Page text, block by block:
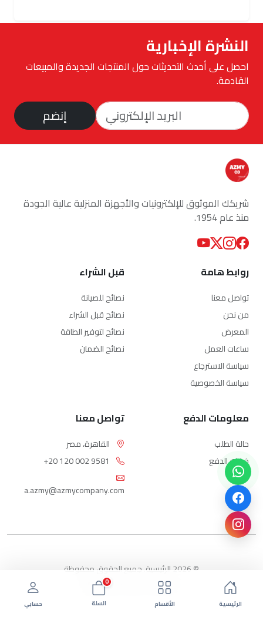
النشرة الإخبارية
احصل على أحدث التحديثات حول المنتجات الجديدة والمبيعات
القادمة.
إنضم
شريكك الموثوق للإلكترونيات والأجهزة المنزلية عالية الجودة
منذ عام 1954.
روابط هامة
تواصل معنا
من نحن
المعرض
ساعات العمل
سياسة الاسترجاع
سياسة الخصوصية
قبل الشراء
نصائح للصيانة
نصائح قبل الشراء
نصائح لتوفير الطاقة
نصائح الضمان
معلومات الدفع
حالة الطلب
خيارات الدفع
تواصل معنا
القاهرة، مصر
+20 120 002 9581
a.azmy@azmycompany.com
© 2026 الرئيسية. جميع الحقوق محفوظة
بواسطة ebda3-eg.com
الرئيسية الأقسام
0
السلة
حسابي